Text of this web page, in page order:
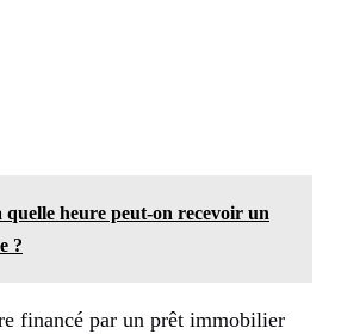
quelle heure peut-on recevoir un
?
financé par un prêt immobilier